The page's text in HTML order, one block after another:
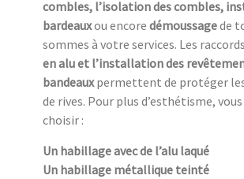
combles, l’isolation des combles,
bardeauxou encore démoussagede
sommes à votre services. Les raccords
en alu et l’installation des
bandeauxpermettent de protéger
de rives. Pour plus d’esthétisme,
choisir :
Un habillage avec de l’alu laqué
Un habillage métallique teinté